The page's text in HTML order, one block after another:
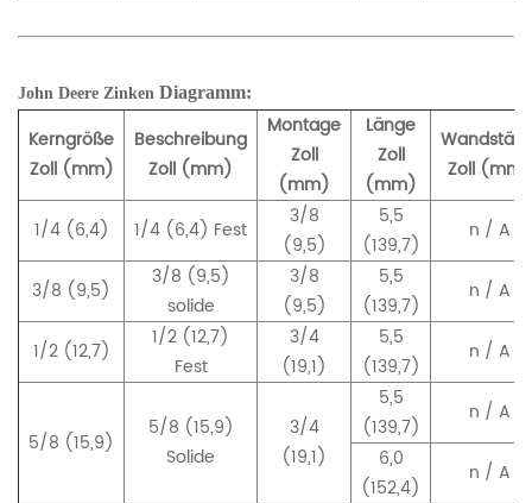
John Deere Zinken Diagramm:
Kerngröße
Zoll (mm)
Beschreibung
Zoll (mm)
Montage
Zoll
(mm)
Länge
Zoll
(mm)
Zoll (mm)
1/4 (6,4) 1/4 (6,4) Fest
3/8
(9,5)
5,5
(139,7)
n / A
3/8 (9,5)
3/8 (9,5)
solide
3/8
(9,5)
5,5
(139,7)
n / A
1/2 (12,7)
1/2 (12,7)
Fest
3/4
(19,1)
5,5
(139,7)
n / A
5/8 (15,9)
5/8 (15,9)
Solide
3/4
(19,1)
5,5
(139,7)
n / A
6,0
(152,4)
n / A